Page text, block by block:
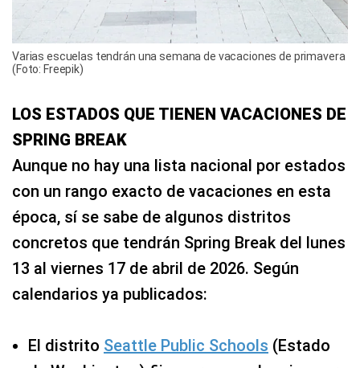
Varias escuelas tendrán una semana de vacaciones de primavera
(Foto: Freepik)
LOS ESTADOS QUE TIENEN VACACIONES DE
SPRING BREAK
Aunque no hay una lista nacional por estados
con un rango exacto de vacaciones en esta
época, sí se sabe de algunos distritos
concretos que tendrán Spring Break del lunes
13 al viernes 17 de abril de 2026. Según
calendarios ya publicados:
El distrito Seattle Public Schools (Estado